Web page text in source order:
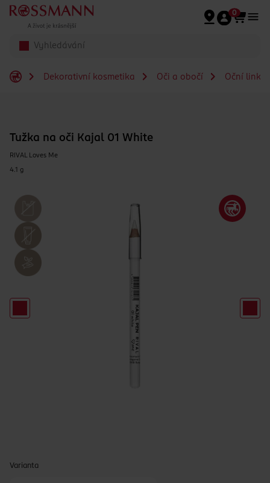
Přeskočit na hlavmní obsah
0
Dekorativní kosmetika Oči a obočí Oční linky
Tužka na oči Kajal 01 White
RIVAL Loves Me
4.1 g
Varianta